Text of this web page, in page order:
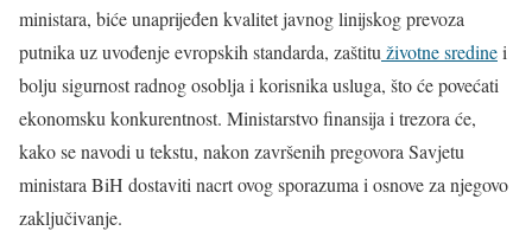
ministara, biće unaprijeđen kvalitet javnog linijskog prevoza
putnika uz uvođenje evropskih standarda, zaštitu životne sredinei
bolju sigurnost radnog osoblja i korisnika usluga, što će povećati
ekonomsku konkurentnost. Ministarstvo finansija i trezora će,
kako se navodi u tekstu, nakon završenih pregovora Savjetu
ministara BiH dostaviti nacrt ovog sporazuma i osnove za njegovo
zaključivanje.